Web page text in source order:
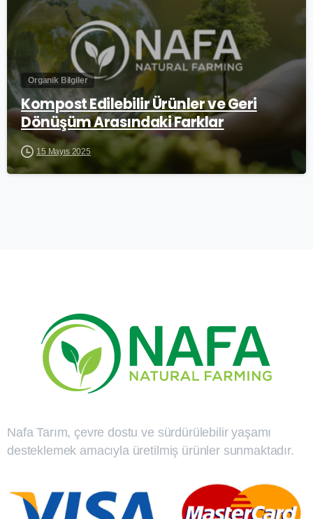
Organik Bilgiler
Kompost Edilebilir Ürünler ve Geri
Dönüşüm Arasındaki Farklar
15 Mayıs 2025
Nafa Tarım, çevre dostu ve sürdürülebilir yaşamı
desteklemek amacıyla üretilmiş ürünler sunmaktadır.